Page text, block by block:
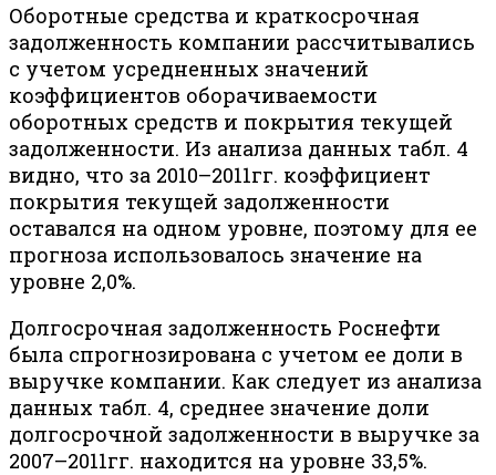
Оборотные средства и краткосрочная
задолженность компании рассчитывались
с учетом усредненных значений
коэффициентов оборачиваемости
оборотных средств и покрытия текущей
задолженности. Из анализа данных табл. 4
видно, что за 2010–2011гг. коэффициент
покрытия текущей задолженности
оставался на одном уровне, поэтому для ее
прогноза использовалось значение на
уровне 2,0%.
Долгосрочная задолженность Роснефти
была спрогнозирована с учетом ее доли в
выручке компании. Как следует из анализа
данных табл. 4, среднее значение доли
долгосрочной задолженности в выручке за
2007–2011гг. находится на уровне 33,5%.